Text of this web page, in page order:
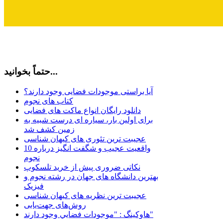
حتماً بخوانید...
آیا براستی موجودات فضایی وجود دارند؟
کتاب های نجوم
دانلود رایگان انواع ماکت های فضایی
برای اولین بار، سیاره ای درست شبیه به
زمین کشف شد
عجیبت ترین تئوری های کیهان شناسی
10 واقعیت عجیب و شگفت انگیز درباره
نجوم
نکاتی ضروری پیش از خرید تلسکوپ
بهترین دانشگاه های جهان در رشته نجوم و
فیزیک
عجیبت ترین نظریه های کیهان شناسی
روش‌های جهت‌یابی
هاوكينگ : "موجودات فضايي وجود دارند"